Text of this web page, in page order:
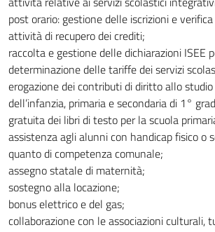
post orario: gestione delle iscrizioni e
attività di recupero dei crediti;
raccolta e gestione delle dichiarazioni ISEE
determinazione delle tariffe dei servizi
erogazione dei contributi di diritto allo
dell’infanzia, primaria e secondaria di 1°
gratuita dei libri di testo per la scuola
assistenza agli alunni con handicap fisico o
quanto di competenza comunale;
assegno statale di maternità;
sostegno alla locazione;
bonus elettrico e del gas;
collaborazione con le associazioni culturali,